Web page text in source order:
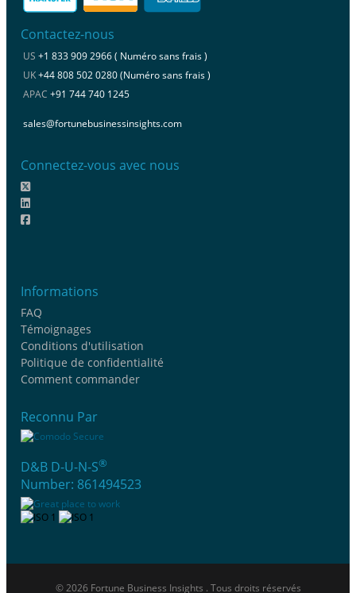
Contactez-nous
US +1 833 909 2966 ( Numéro sans frais )
UK+44 808 502 0280 (Numéro sans frais )
APAC +91 744 740 1245
sales@fortunebusinessinsights.com
Connectez-vous avec nous
Informations
FAQ
Témoignages
Conditions d'utilisation
Politique de confidentialité
Comment commander
Reconnu Par
D&B D-U-N-S®
Number: 861494523
© 2026 Fortune Business Insights . Tous droits réservés